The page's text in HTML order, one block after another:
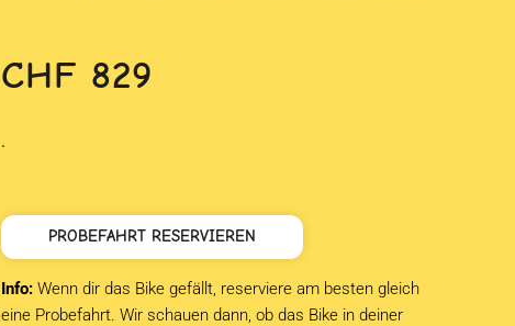
CHF 829
.
PROBEFAHRT RESERVIEREN
Info: Wenn dir das Bike gefällt, reserviere am besten gleich
eine Probefahrt. Wir schauen dann, ob das Bike in deiner